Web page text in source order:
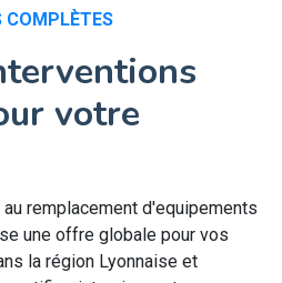
COMPLÈTES
votre
remplacement d'equipements
une offre globale pour vos
la région Lyonnaise et